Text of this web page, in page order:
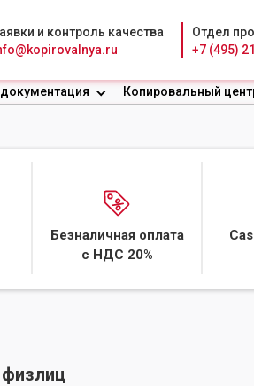
и контроль качества
Отдел
+7 (495)
Копировальный
Безналичная оплата
с НДС 20%